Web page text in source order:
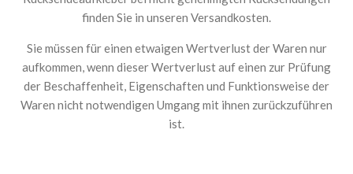
finden Sie in unseren Versandkosten.
Sie müssen für einen etwaigen Wertverlust der Waren nur
aufkommen, wenn dieser Wertverlust auf einen zur Prüfung
der Beschaffenheit, Eigenschaften und Funktionsweise der
Waren nicht notwendigen Umgang mit ihnen zurückzuführen
ist.